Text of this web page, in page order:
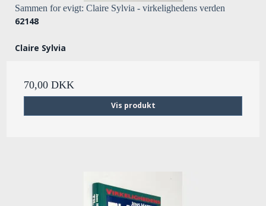
Sammen for evigt: Claire Sylvia - virkelighedens verden
62148
Claire Sylvia
70,00 DKK
Vis produkt